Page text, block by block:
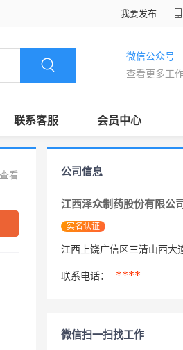
我要发布
微信公众号
查看更多工
联系客服 会员中心
看 公司信息
江西泽众制药股份有限公司
实名认证
江西上饶广信区三清山西大
联系电话： ****
微信扫一扫找工作